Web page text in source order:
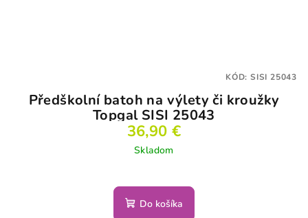
Předškolní batoh na výlety či kroužky
Topgal SISI 25043
36,90 €
Skladom
Do košíka
KÓD: SISI 25043